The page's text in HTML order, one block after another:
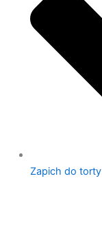
Zapich do torty